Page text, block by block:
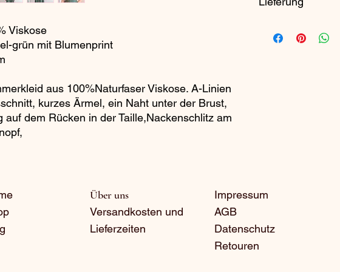
Viskose
grün mit Blumenprint
aus 100%Naturfaser Viskose. A-Linien
kurzes Ärmel, ein Naht unter der Brust,
auf dem Rücken in der Taille,Nackenschlitz am
Feinwäsche-
Flüssigwaschmittel
Auf links bügeln.
Über uns
Versandkosten und
Lieferzeiten
Impressum
AGB
Datenschutz
Retouren